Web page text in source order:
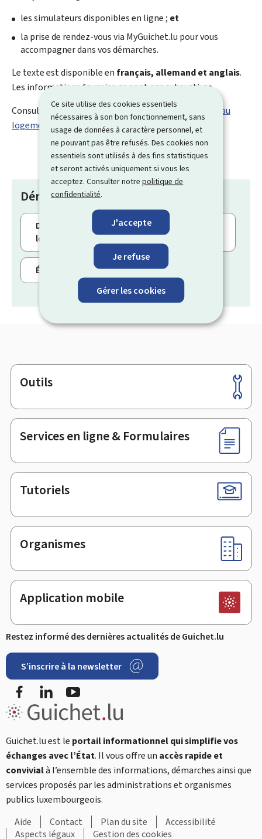
Ce site utilise des cookies essentiels
nécessaires à son bon fonctionnement, sans
usage de données à caractère personnel, et
ne pouvant pas être refusés. Des cookies non
essentiels sont utilisés à des fins statistiques
et seront activés uniquement si vous les
acceptez. Consulter notrepolitique de
confidentialité.
J'accepte
Je refuse
Gérer les cookies
les simulateurs disponibles en ligne ; et
la prise de rendez-vous via MyGuichet.lu pour vous
accompagner dans vos démarches.
Le texte est disponible en français, allemand et anglais.
Les informations fournies ne sont pas exhaustives.
Consultez le texte :Découvrez les aides individuelles au
logement
Démarches
Découvrez les aides individuelles au
logement
Événements de la vie
Pied
de
page
Outils
Services en ligne & Formulaires
Tutoriels
Organismes
Application mobile
Restez informé des dernières actualités de Guichet.lu
S’inscrire à la newsletter
FacebookLinkedIn
Guichet.lu est le portail informationnel qui simplifie vos
échanges avec l’État. Il vous offre un accès rapide et
convivialà l’ensemble des informations, démarches ainsi que
services proposés par les administrations et organismes
publics luxembourgeois.
Aide
Contact Plan du site
Accessibilité
Aspects légaux
Gestion des cookies